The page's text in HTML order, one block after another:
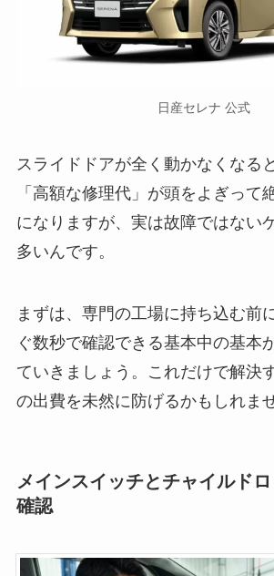
日産セレナ 公式
スライドドアが全く動かなくなる
「高額な修理代」が頭をよぎって
になりますが、実は故障ではない
多いんです。
まずは、専門の工場に持ち込む前
ぐ数秒で確認できる基本中の基本
ていきましょう。これだけで解決
の出費を未然に防げるかもしれま
メインスイッチとチャイルド
確認